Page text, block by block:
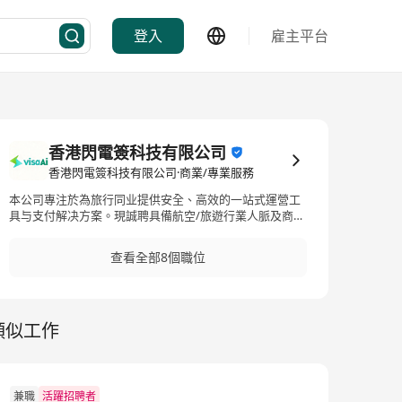
登入 雇主平台
香港閃電簽科技有限公司
香港閃電簽科技有限公司·商業/專業服務
本公司專注於為旅行同业提供安全、高效的一站式運營工
具与支付解决方案。現誠聘具備航空/旅遊行業人脈及商務
查看全部8個職位
似工作
兼職 活躍招聘者